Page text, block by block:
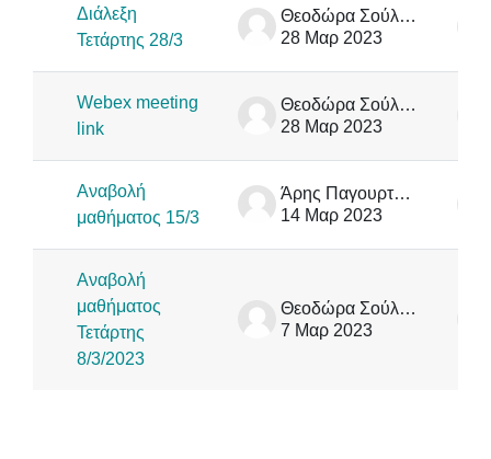
Διάλεξη
Τετάρτης 28/3
Θεοδώρα Σούλιου
28 Μαρ 2023
Webex meeting
link
Θεοδώρα Σούλιου
28 Μαρ 2023
Αναβολή
μαθήματος 15/3
Άρης Παγουρτζής
14 Μαρ 2023
Αναβολή
μαθήματος
Τετάρτης
8/3/2023
Θεοδώρα Σούλιου
7 Μαρ 2023